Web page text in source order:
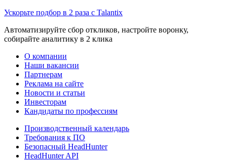
Ускорьте подбор в 2 раза с Talantix
Автоматизируйте сбор откликов, настройте воронку,
собирайте аналитику в 2 клика
О компании
Наши вакансии
Партнерам
Реклама на сайте
Новости и статьи
Инвесторам
Кандидаты по профессиям
Производственный календарь
Требования к ПО
Безопасный HeadHunter
HeadHunter API